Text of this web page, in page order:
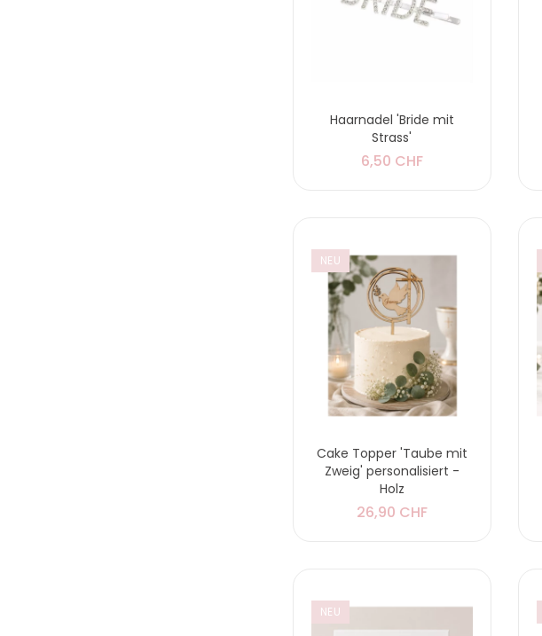
Haarnadel 'Bride mit
Strass'
6,50 CHF
NEU
Cake Topper 'Taube mit
Zweig' personalisiert -
Holz
26,90 CHF
NEU